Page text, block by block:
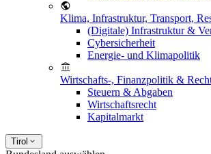
Klima, Infrastruktur, Transport,
(Digitale) Infrastruktur &
Cybersicherheit
Energie- und Klimapolitik
Wirtschafts-, Finanzpolitik &
Steuern & Abgaben
Wirtschaftsrecht
Kapitalmarkt
Tirol